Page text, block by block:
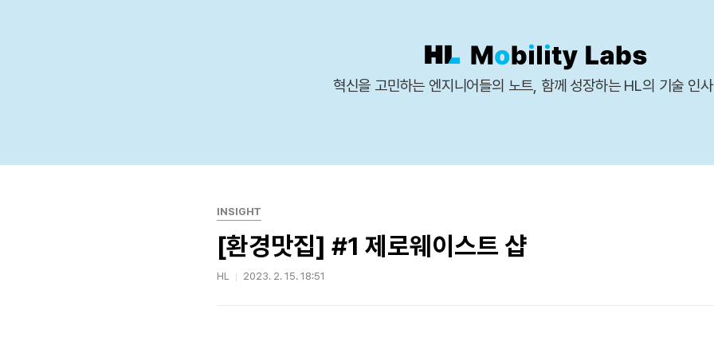
혁신을 고민하는 엔지니어들의 노트, 함께 성장하는 HL의 기술 인
INSIGHT
[환경맛집] #1 제로웨이스트 샵
HL 2023. 2. 15. 18:51